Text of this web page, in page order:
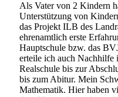
Als Vater von 2 Kindern
Unterstützung von
das Projekt ILB des
ehrenamtlich erste
Hauptschule bzw. das
erteile ich auch Nachhilfe
Realschule bis zur
bis zum Abitur. Mein
Mathematik. Hier haben